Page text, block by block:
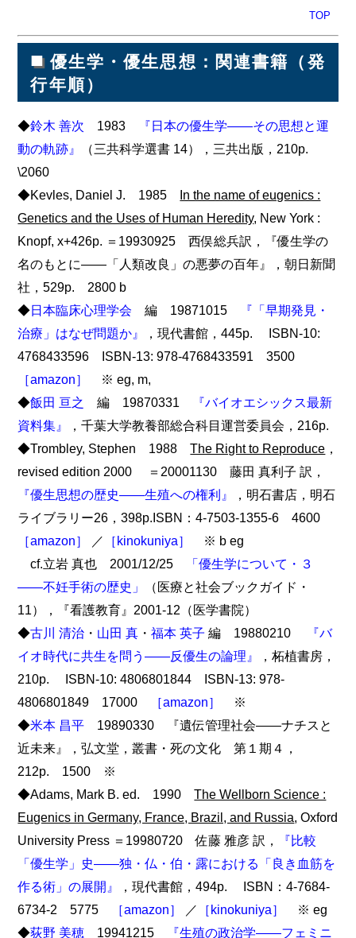
TOP
■ 優生学・優生思想：関連書籍（発
行年順）
◆鈴木 善次 1983
『日本の優生学――その思想と運
動の軌跡』
（三共科学選書 14），三共出版，210p.
\2060
◆Kevles, Daniel J. 1985 In the name of eugenics :
Genetics and the Uses of Human Heredity, New York :
Knopf, x+426p. ＝19930925 西俣総兵訳，『優生学の
名のもとに――「人類改良」の悪夢の百年』，朝日新聞
社，529p. 2800 b
◆日本臨床心理学会 編 19871015
『「早期発見・
治療」はなぜ問題か』
，現代書館，445p. ISBN-10:
4768433596 ISBN-13: 978-4768433591 3500
［amazon］
※ eg, m,
◆飯田 亘之 編 19870331
『バイオエシックス最新
資料集』
，千葉大学教養部総合科目運営委員会，216p.
◆Trombley, Stephen 1988The Right to Reproduce ，
revised edition 2000 ＝20001130 藤田 真利子 訳，
『優生思想の歴史――生殖への権利』
，明石書店，明石
ライブラリー26，398p.ISBN：4-7503-1355-6 4600
［amazon］
／ ［kinokuniya］
※ b eg
cf.立岩 真也 2001/12/25
「優生学について・３
――不妊手術の歴史」
（医療と社会ブックガイド・
11），『看護教育』2001-12（医学書院）
◆古川 清治 ・ 山田 真 ・福本 英子 編 19880210
『バ
イオ時代に共生を問う――反優生の論理』
，柘植書房，
210p. ISBN-10: 4806801844 ISBN-13: 978-
4806801849 17000
［amazon］
※
◆米本 昌平 19890330 『遺伝管理社会――ナチスと
近未来』，弘文堂，叢書・死の文化 第１期４，
212p. 1500 ※
◆Adams, Mark B. ed. 1990The Wellborn Science :
Eugenics in Germany, France, Brazil, and Russia, Oxford
University Press ＝19980720 佐藤 雅彦 訳，
『比較
「優生学」史――独・仏・伯・露における「良き血筋を
作る術」の展開』
，現代書館，494p. ISBN：4-7684-
6734-2 5775
［amazon］ ／ ［kinokuniya］
※ eg
◆荻野 美穂 19941215 『生殖の政治学――フェミニ